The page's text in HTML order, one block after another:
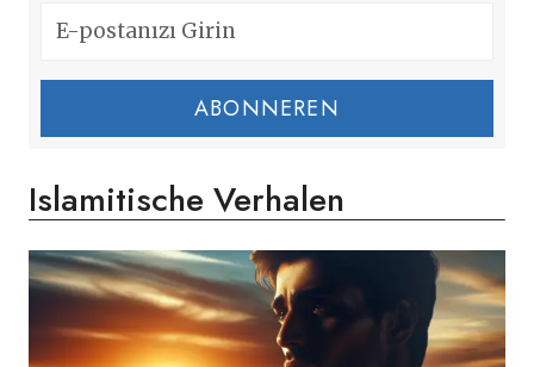
ABONNEREN
Islamitische Verhalen